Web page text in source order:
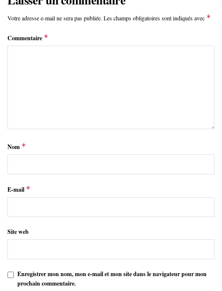
Votre adresse e-mail ne sera pas publiée. Les champs obligatoires sont indiqués avec *
Commentaire *
Nom *
E-mail *
Site web
Enregistrer mon nom, mon e-mail et mon site dans le navigateur pour mon
prochain commentaire.